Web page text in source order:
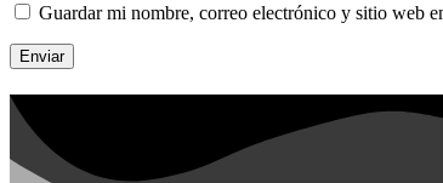
Guardar mi nombre, correo electrónico y sitio web